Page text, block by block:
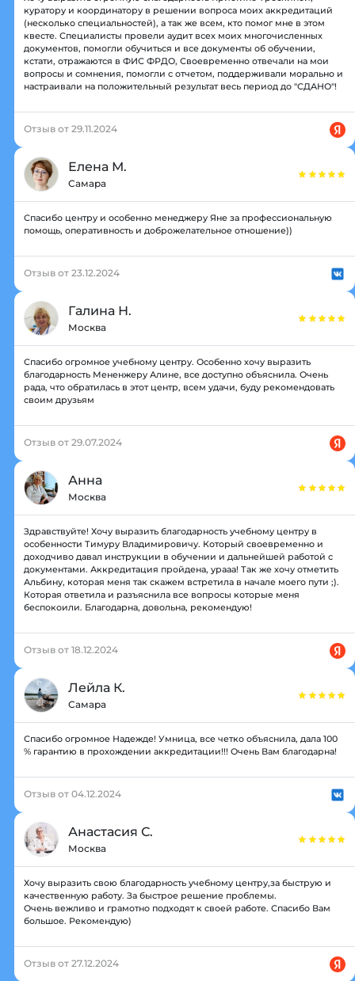
куратору и координатору в решении вопроса моих аккредитаций
(несколько специальностей), а так же всем, кто помог мне в этом
квесте. Специалисты провели аудит всех моих многочисленных
документов, помогли обучиться и все документы об обучении,
кстати, отражаются в ФИС ФРДО, Своевременно отвечали на мои
вопросы и сомнения, помогли с отчетом, поддерживали морально и
настраивали на положительный результат весь период до "СДАНО"!
Отзыв от 29.11.2024
Елена М.
Самара
Спасибо центру и особенно менеджеру Яне за профессиональную
помощь, оперативность и доброжелательное отношение))
Отзыв от 23.12.2024
Галина Н.
Москва
Спасибо огромное учебному центру. Особенно хочу выразить
благодарность Мененжеру Алине, все доступно объяснила. Очень
рада, что обратилась в этот центр, всем удачи, буду рекомендовать
своим друзьям
Отзыв от 29.07.2024
Анна
Москва
Здравствуйте! Хочу выразить благодарность учебному центру в
особенности Тимуру Владимировичу. Который своевременно и
доходчиво давал инструкции в обучении и дальнейшей работой с
документами. Аккредитация пройдена, урааа! Так же хочу отметить
Альбину, которая меня так скажем встретила в начале моего пути ;).
Которая ответила и разъяснила все вопросы которые меня
беспокоили. Благодарна, довольна, рекомендую!
Отзыв от 18.12.2024
Лейла К.
Самара
Спасибо огромное Надежде! Умница, все четко объяснила, дала 100
% гарантию в прохождении аккредитации!!! Очень Вам благодарна!
Отзыв от 04.12.2024
Анастасия С.
Москва
Хочу выразить свою благодарность учебному центру,за быструю и
качественную работу. За быстрое решение проблемы.
Очень вежливо и грамотно подходят к своей работе. Спасибо Вам
большое. Рекомендую)
Отзыв от 27.12.2024